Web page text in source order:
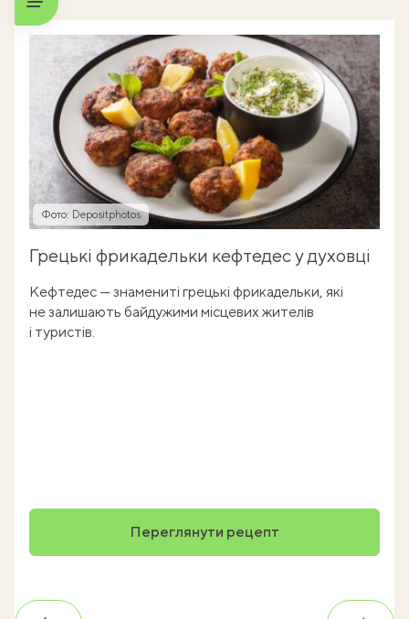
Фото: Depositphotos
Грецькі фрикадельки кефтедес у духовці
Кефтедес — знамениті грецькі фрикадельки, які
не залишають байдужими місцевих жителів
і туристів.
Переглянути рецепт